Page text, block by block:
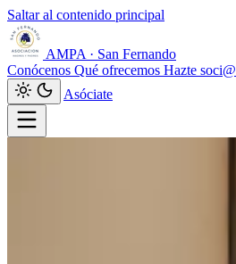
Saltar al contenido principal
AMPA · San Fernando
Conócenos Qué ofrecemos Hazte soci@
Asóciate